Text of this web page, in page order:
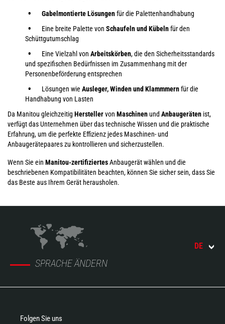
Gabelmontierte Lösungenfür die Palettenhandhabung
Eine breite Palette von Schaufeln und Kübelnfür den
Schüttgutumschlag
Eine Vielzahl von Arbeitskörben, die den Sicherheitsstandards
und spezifischen Bedürfnissen im Zusammenhang mit der
Personenbeförderung entsprechen
Lösungen wie Ausleger, Winden und Klammmernfür die
Handhabung von Lasten
Da Manitou gleichzeitig Herstellervon Maschinenund Anbaugeräten ist,
verfügt das Unternehmen über das technische Wissen und die praktische
Erfahrung, um die perfekte Effizienz jedes Maschinen- und
Anbaugerätepaares zu kontrollieren und sicherzustellen.
Wenn Sie ein Manitou-zertifiziertesAnbaugerät wählen und die
beschriebenen Kompatibilitäten beachten, können Sie sicher sein, dass Sie
das Beste aus Ihrem Gerät herausholen.
SPRACHE ÄNDERN
DE
Folgen Sie uns